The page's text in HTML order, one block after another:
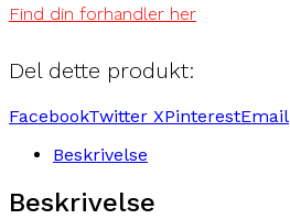
Find din forhandler her
Del dette produkt:
FacebookTwitter XPinterestEmail
Beskrivelse
Beskrivelse